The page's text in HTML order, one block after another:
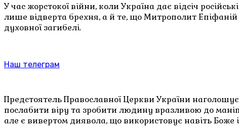
У час жорстокої війни, коли Україна дає відсіч
лише відверта брехня, а й те, що Митрополит
духовної загибелі.
Наш телеграм
Предстоятель Православної Церкви України
послабити віру та зробити людину вразливою до
але є вивертом диявола, що використовує навіть Боже